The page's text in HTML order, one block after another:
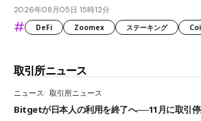
2026年08月05日 15時12分
# DeFi Zoomex ステーキング
取引所ニュース
ニュース 取引所ニュース
Bitgetが日本人の利用を終了へ──11月に取引